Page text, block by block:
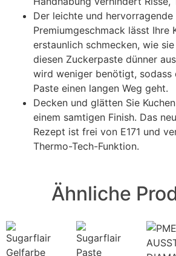
Der leichte und hervorragende
Premiumgeschmack lässt Ihre
erstaunlich schmecken, wie
diesen Zuckerpaste dünner
wird weniger benötigt, sodass
Paste einen langen Weg geht.
Decken und glätten Sie
einem samtigen Finish. Das
Rezept ist frei von E171 und
Thermo-Tech-Funktion.
Ähnliche